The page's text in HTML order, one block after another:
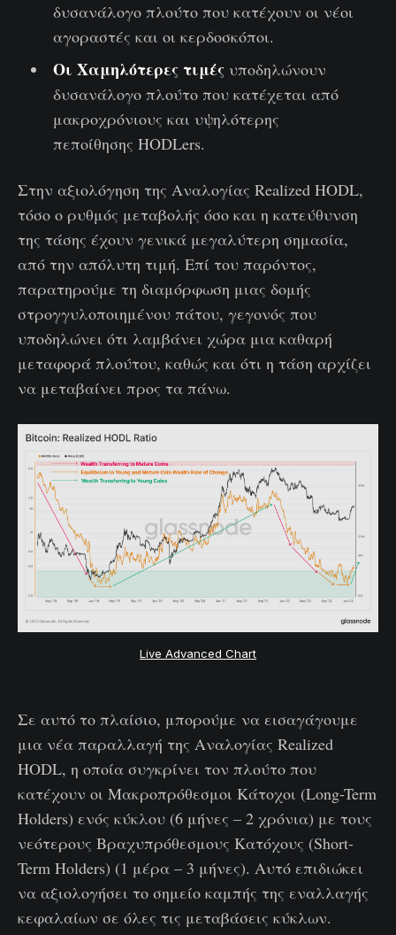
δυσανάλογο πλούτο που κατέχουν οι νέοι
αγοραστές και οι κερδοσκόποι.
Οι Χαμηλότερες τιμέςυποδηλώνουν
δυσανάλογο πλούτο που κατέχεται από
μακροχρόνιους και υψηλότερης
πεποίθησης HODLers.
Στην αξιολόγηση της Αναλογίας Realized HODL,
τόσο ο ρυθμός μεταβολής όσο και η κατεύθυνση
της τάσης έχουν γενικά μεγαλύτερη σημασία,
από την απόλυτη τιμή. Επί του παρόντος,
παρατηρούμε τη διαμόρφωση μιας δομής
στρογγυλοποιημένου πάτου, γεγονός που
υποδηλώνει ότι λαμβάνει χώρα μια καθαρή
μεταφορά πλούτου, καθώς και ότι η τάση αρχίζει
να μεταβαίνει προς τα πάνω.
Live Advanced Chart
Σε αυτό το πλαίσιο, μπορούμε να εισαγάγουμε
μια νέα παραλλαγή της Αναλογίας Realized
HODL, η οποία συγκρίνει τον πλούτο που
κατέχουν οι Μακροπρόθεσμοι Κάτοχοι (Long-Term
Holders) ενός κύκλου (6 μήνες – 2 χρόνια) με τους
νεότερους Βραχυπρόθεσμους Κατόχους (Short-
Term Holders) (1 μέρα – 3 μήνες). Αυτό επιδιώκει
να αξιολογήσει το σημείο καμπής της εναλλαγής
κεφαλαίων σε όλες τις μεταβάσεις κύκλων.